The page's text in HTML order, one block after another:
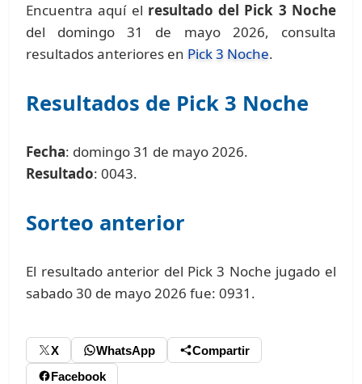
Encuentra aquí el resultado del Pick 3 Noche
del domingo 31 de mayo 2026, consulta
resultados anteriores en Pick 3 Noche.
Resultados de Pick 3 Noche
Fecha: domingo 31 de mayo 2026.
Resultado: 0043.
Sorteo anterior
El resultado anterior del Pick 3 Noche jugado el
sabado 30 de mayo 2026 fue: 0931.
X WhatsApp
Compartir
Facebook